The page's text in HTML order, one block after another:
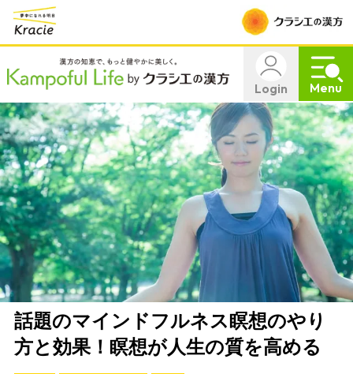
Login Menu
話題のマインドフルネス瞑想のやり
方と効果！瞑想が人生の質を高める